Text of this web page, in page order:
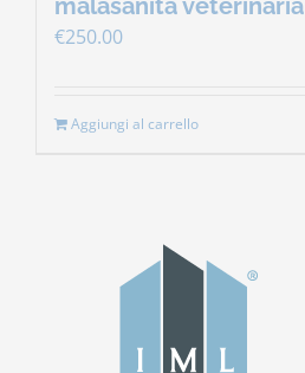
malasanità veterinaria
€250.00
Aggiungi al carrello